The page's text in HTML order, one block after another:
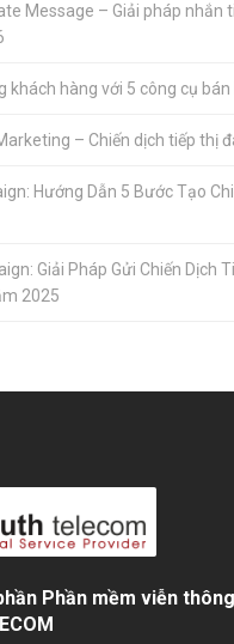
Message – Giải pháp nhắn
khách hàng với 5 công cụ
– Chiến dịch tiếp thị
Hướng Dẫn 5 Bước Tạo
Giải Pháp Gửi Chiến Dịch
2025
Phần mềm viễn